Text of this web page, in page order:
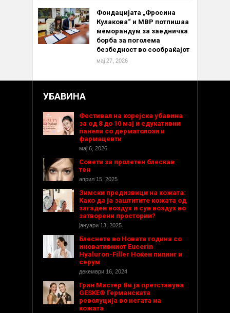
Фондацијата „Фросина
Кулакова“ и МВР потпишаа
меморандум за заедничка
борба за поголема
безбедност во сообраќајот
мај 27, 2026
УБАВИНА
Фестивал на корејска убавина
за од 8 до 10 мај и едукативни
панели со дерматолози и
фармацевти
мај 6, 2026
Совети за пролетен блескав
тен
април 15, 2025
Зимски предизвици на кожата:
Како да ја заштитите кожата од
загаден воздух и сув воздух во
затворени простории?
јануари 13, 2025
Блеснете во Новата година со
иновативниот Eucerin
Hyaluron-Filler Ноќен пилинг и
серум
декември 16, 2024
Грин Мастер Ви ја претставува
GESKE® Германската
револуција во негата на
кожата